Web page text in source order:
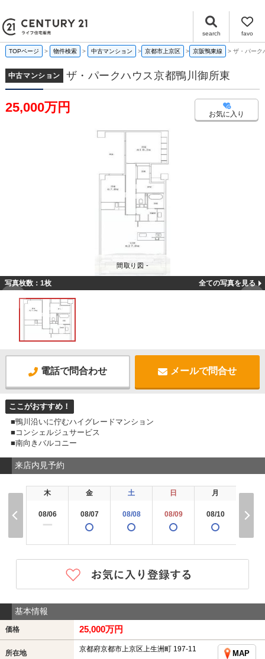
search favo
TOPページ 物件検索 中古マンション 京都市上京区 京阪鴨東線 ザ・パーク
中古マンション ザ・パークハウス京都鴨川御所東
25,000万円 お気に入り
間取り図 -
写真枚数：1枚 全ての写真を見る
電話で問合わせ メールで問合せ
ここがおすすめ！
■鴨川沿いに佇むハイグレードマンション
■コンシェルジュサービス
■南向きバルコニー
来店内見予約
木
08/06
ー
金
08/07
土
08/08
日
08/09
月
08/10 08/
基本情報
価格 25,000万円
所在地 京都府京都市上京区上生洲町 197-11
MAP